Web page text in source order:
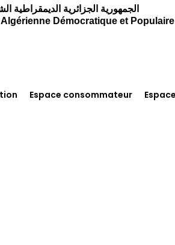
الجمهورية الجزائرية الديمقراطية
Démocratique et Populaire
Espace consommateur